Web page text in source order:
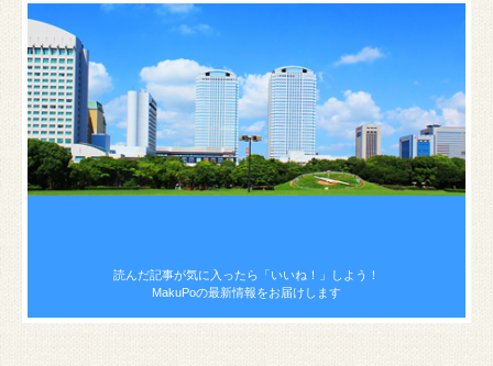
読んだ記事が気に入ったら 「いいね！」しよう！
MakuPoの最新情報をお届けします